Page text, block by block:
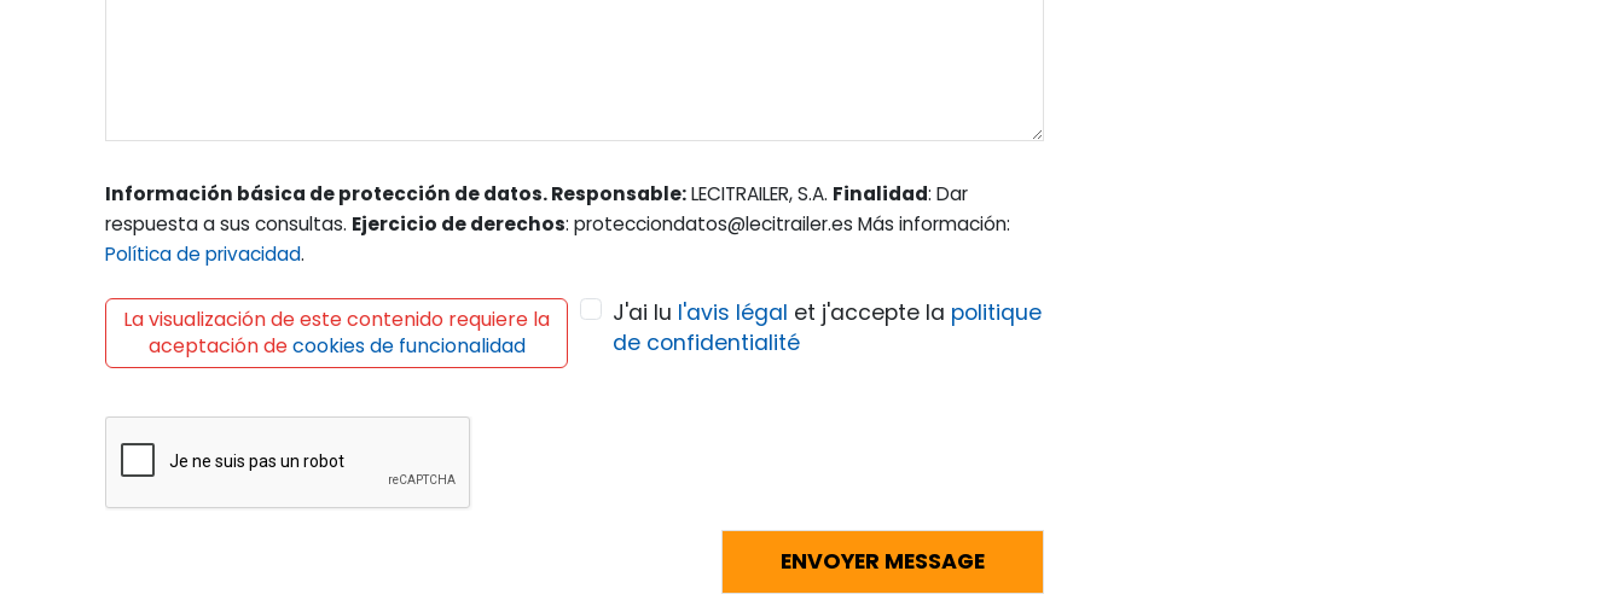
Información básica de protección de datos. Responsable:LECITRAILER, S.A. Finalidad: Dar
respuesta a sus consultas. Ejercicio de derechos: protecciondatos@lecitrailer.es Más información:
Política de privacidad.
La visualización de este contenido requiere la
aceptación decookies de funcionalidad
J'ai lu l'avis légal et j'accepte la politique
de confidentialité